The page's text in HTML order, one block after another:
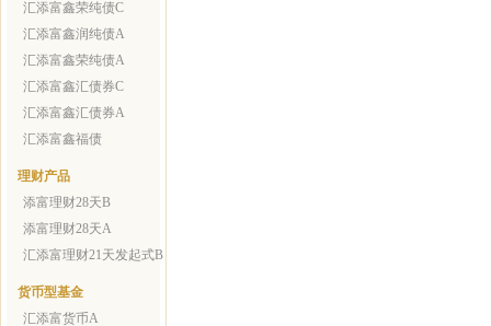
汇添富鑫荣纯债C
汇添富鑫润纯债A
汇添富鑫荣纯债A
汇添富鑫汇债券C
汇添富鑫汇债券A
汇添富鑫福债
理财产品
添富理财28天B
添富理财28天A
汇添富理财21天发起式B
货币型基金
汇添富货币A